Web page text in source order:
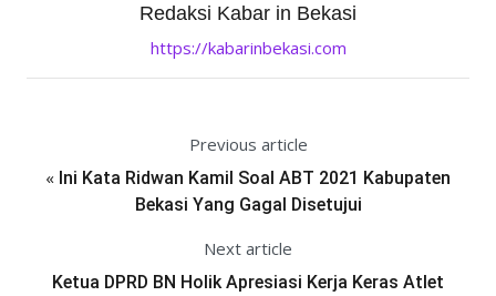
Redaksi Kabar in Bekasi
https://kabarinbekasi.com
Previous article
« Ini Kata Ridwan Kamil Soal ABT 2021 Kabupaten
Bekasi Yang Gagal Disetujui
Next article
Ketua DPRD BN Holik Apresiasi Kerja Keras Atlet